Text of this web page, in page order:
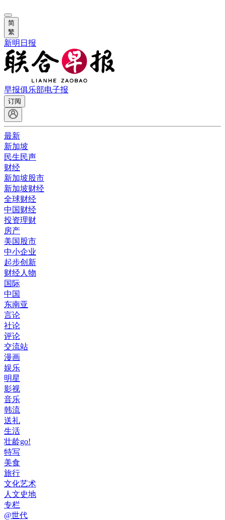
简
繁
新明日报
早报俱乐部电子报
订阅
最新
新加坡
民生民声
财经
新加坡股市
新加坡财经
全球财经
中国财经
投资理财
房产
美国股市
中小企业
起步创新
财经人物
国际
中国
东南亚
言论
社论
评论
交流站
漫画
娱乐
明星
影视
音乐
韩流
送礼
生活
壮龄go!
特写
美食
旅行
文化艺术
人文史地
专栏
@世代